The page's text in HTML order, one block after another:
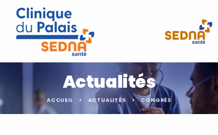
Actualités
ACCUEIL ACTUALITÉS CONGRÈS